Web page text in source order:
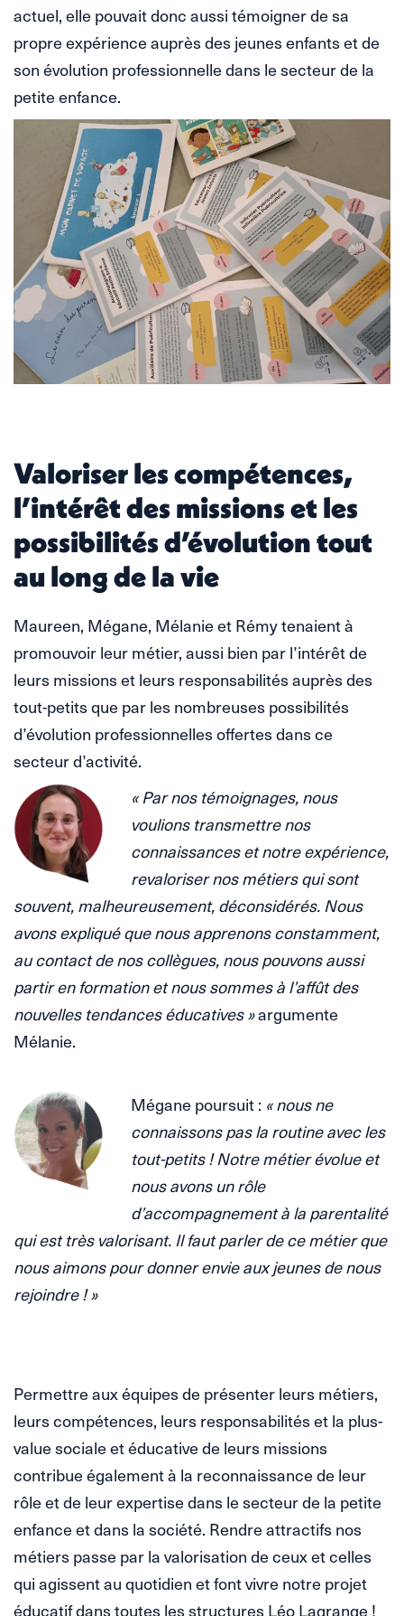
actuel, elle pouvait donc aussi témoigner de sa
propre expérience auprès des jeunes enfants et de
son évolution professionnelle dans le secteur de la
petite enfance.
Valoriser les compétences,
l’intérêt des missions et les
possibilités d’évolution tout
au long de la vie
Maureen, Mégane, Mélanie et Rémy tenaient à
promouvoir leur métier, aussi bien par l’intérêt de
leurs missions et leurs responsabilités auprès des
tout-petits que par les nombreuses possibilités
d’évolution professionnelles offertes dans ce
secteur d’activité.
« Par nos témoignages, nous
voulions transmettre nos
connaissances et notre expérience,
revaloriser nos métiers qui sont
souvent, malheureusement, déconsidérés. Nous
avons expliqué que nous apprenons constamment,
au contact de nos collègues, nous pouvons aussi
partir en formation et nous sommes à l’affût des
nouvelles tendances éducatives »argumente
Mélanie.
Mégane poursuit : « nous ne
connaissons pas la routine avec les
tout-petits ! Notre métier évolue et
nous avons un rôle
d’accompagnement à la parentalité
qui est très valorisant. Il faut parler de ce métier que
nous aimons pour donner envie aux jeunes de nous
rejoindre ! »
Permettre aux équipes de présenter leurs métiers,
leurs compétences, leurs responsabilités et la plus-
value sociale et éducative de leurs missions
contribue également à la reconnaissance de leur
rôle et de leur expertise dans le secteur de la petite
enfance et dans la société. Rendre attractifs nos
métiers passe par la valorisation de ceux et celles
qui agissent au quotidien et font vivre notre projet
éducatif dans toutes les structures Léo Lagrange !